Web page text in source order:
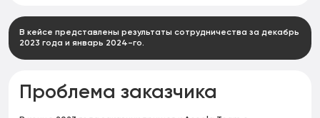
В кейсе представлены результаты сотрудничества за декабрь
2023 года и январь 2024-го.
Проблема заказчика